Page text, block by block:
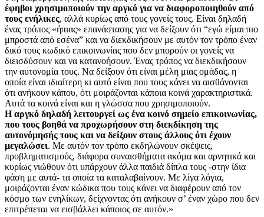
έφηβοι χρησιμοποιούν την αργκό για να διαφοροποιηθούν από
τους ενήλικες, αλλά κυρίως από τους γονείς τους. Είναι δηλαδή
ένας τρόπος «ήπιας» επανάστασης για να δείξουν ότι “εγώ είμαι πιο
μπροστά από εσένα” και να διεκδικήσουν με αυτόν τον τρόπο έναν
δικό τους κωδικό επικοινωνίας που δεν μπορούν οι γονείς να
διεισδύσουν και να κατανοήσουν. Ένας τρόπος να διεκδικήσουν
την αυτονομία τους. Να δείξουν ότι είναι μέλη μιας ομάδας, η
οποία είναι ιδιαίτερη κι αυτό είναι που τους κάνει να αισθάνονται
ότι ανήκουν κάπου, ότι μοιράζονται κάποια κοινά χαρακτηριστικά.
Αυτά τα κοινά είναι και η γλώσσα που χρησιμοποιούν.
Η αργκό δηλαδή λειτουργεί ως ένα κοινό σημείο επικοινωνίας,
που τους βοηθά να προχωρήσουν στη διεκδίκηση της
αυτονόμησής τους και να δείξουν στους άλλους ότι έχουν
μεγαλώσει. Με αυτόν τον τρόπο εκδηλώνουν σκέψεις,
προβληματισμούς, διάφορα συναισθήματα ακόμα και αρνητικά και
κυρίως νιώθουν ότι υπάρχουν άλλα παιδιά δίπλα τους -στην ίδια
φάση με αυτά- τα οποία τα καταλαβαίνουν. Με λίγα λόγια,
μοιράζονται έναν κώδικα που τους κάνει να διαφέρουν από τον
κόσμο των ενηλίκων, δείχνοντας ότι ανήκουν σ’ έναν χώρο που δεν
επιτρέπεται να εισβάλλει κάποιος σε αυτόν.»